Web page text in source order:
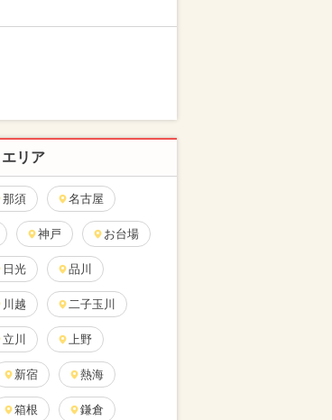
リア
那須 名古屋
神戸 お台場
日光 品川
川越 二子玉川
立川 上野
新宿 熱海
箱根 鎌倉